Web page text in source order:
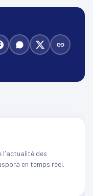
l'actualité des
en temps réel.